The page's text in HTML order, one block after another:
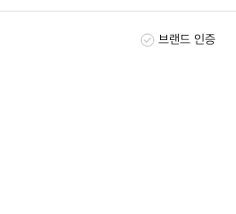
브랜드 인증